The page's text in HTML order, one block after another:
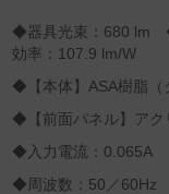
◆器具光束：680
効率：107.9 lm/W
◆【本体】ASA樹脂（
◆【前面パネル】アク
◆入力電流：0.065A
◆周波数：50／60Hz